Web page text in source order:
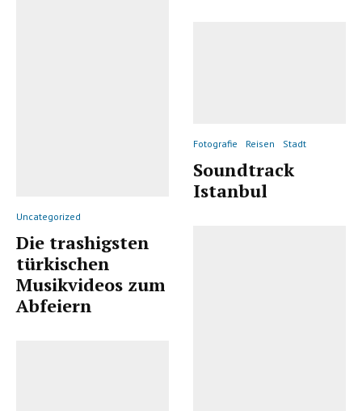
Uncategorized
Die trashigsten
türkischen
Musikvideos zum
Abfeiern
Fotografie Reisen Stadt
Soundtrack
Istanbul